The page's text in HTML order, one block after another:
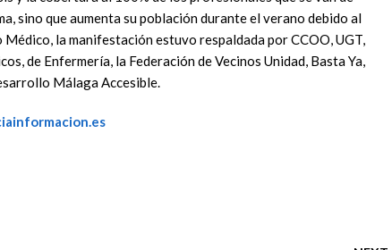
sino que aumenta su población durante el verano debido al
la manifestación estuvo respaldada por CCOO, UGT,
de Enfermería, la Federación de Vecinos Unidad, Basta Ya,
Málaga Accesible.